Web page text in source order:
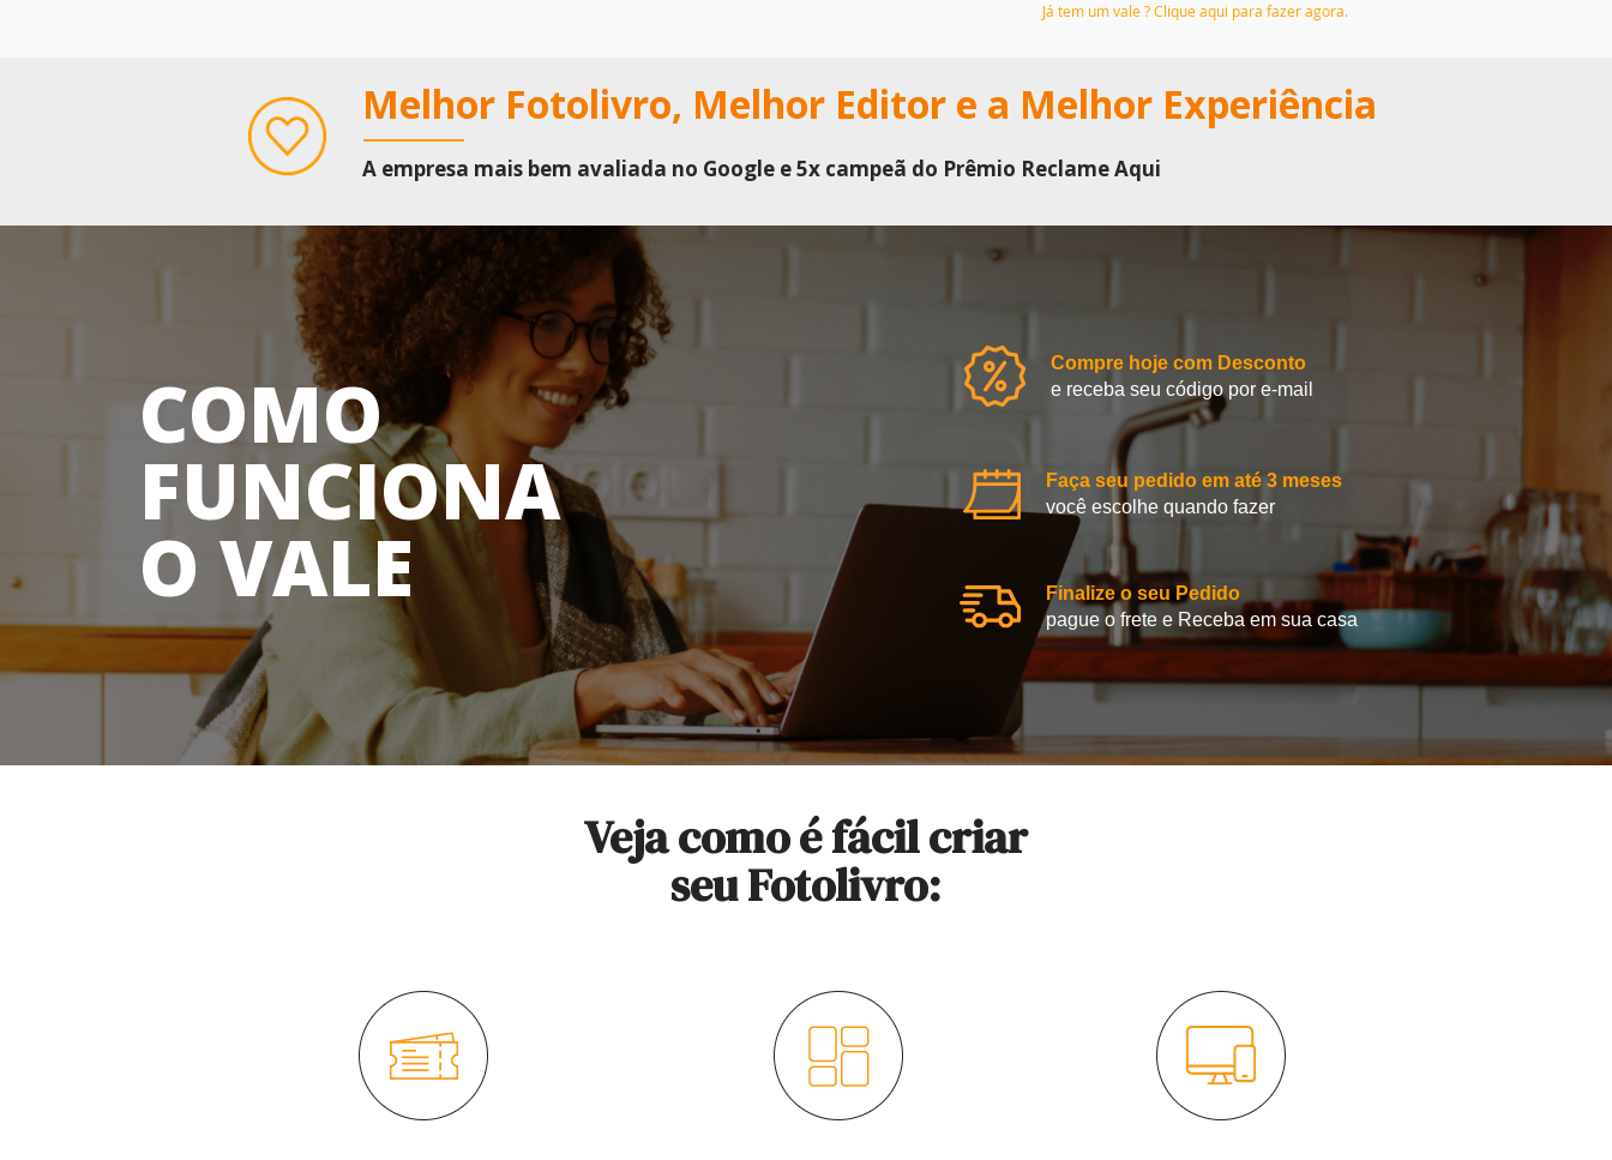
Já tem um vale ? Clique aqui para fazer agora.
Melhor Fotolivro, Melhor Editor e a Melhor Experiência
A empresa mais bem avaliada no Google e 5x campeã do Prêmio Reclame Aqui
COMO
FUNCIONA
O VALE
Compre hoje com Desconto
e receba seu código por e-mail
Faça seu pedido em até 3 meses
você escolhe quando fazer
Finalize o seu Pedido
pague o frete e Receba em sua casa
Veja como é fácil criar
seu Fotolivro: